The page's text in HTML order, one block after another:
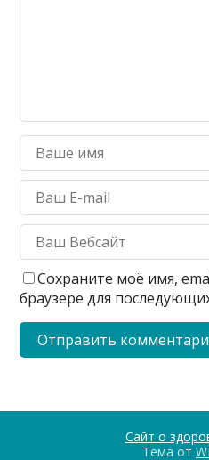
Сохраните моё имя,
браузере для
Сайт о
Тема от